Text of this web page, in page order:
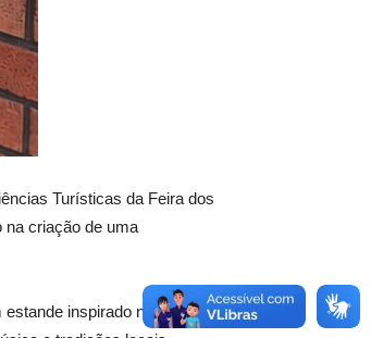
Turísticas da Feira dos
na criação de uma
inspirado na